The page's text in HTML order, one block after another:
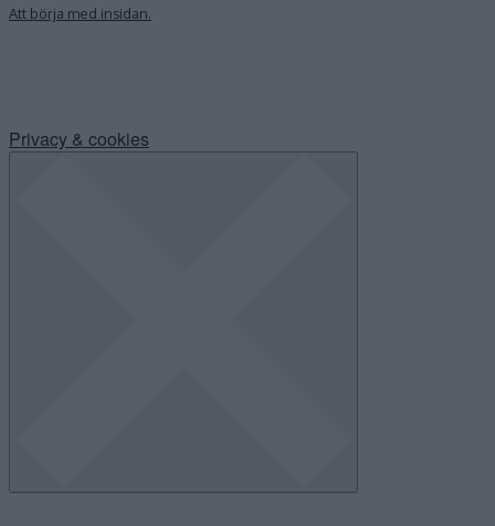
Att börja med insidan.
Privacy & cookies